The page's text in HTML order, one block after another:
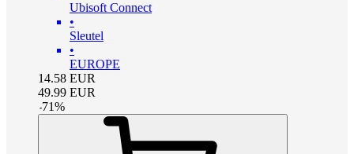
Ubisoft Connect
•
Sleutel
•
EUROPE
14.58 EUR
49.99 EUR
-71%